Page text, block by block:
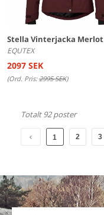
Stella Vinterjacka Merlot
EQUTEX
2097 SEK
(Ord. Pris:2995 SEK)
Totalt 92 poster
1 2 3